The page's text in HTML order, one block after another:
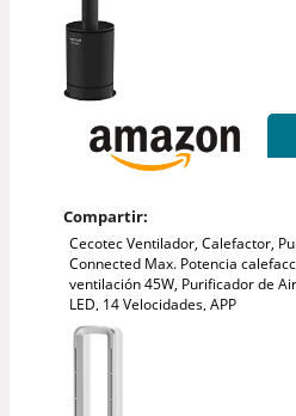
Compartir:
Cecotec Ventilador, Calefactor,
Connected Max. Potencia
ventilación 45W, Purificador de
LED, 14 Velocidades, APP